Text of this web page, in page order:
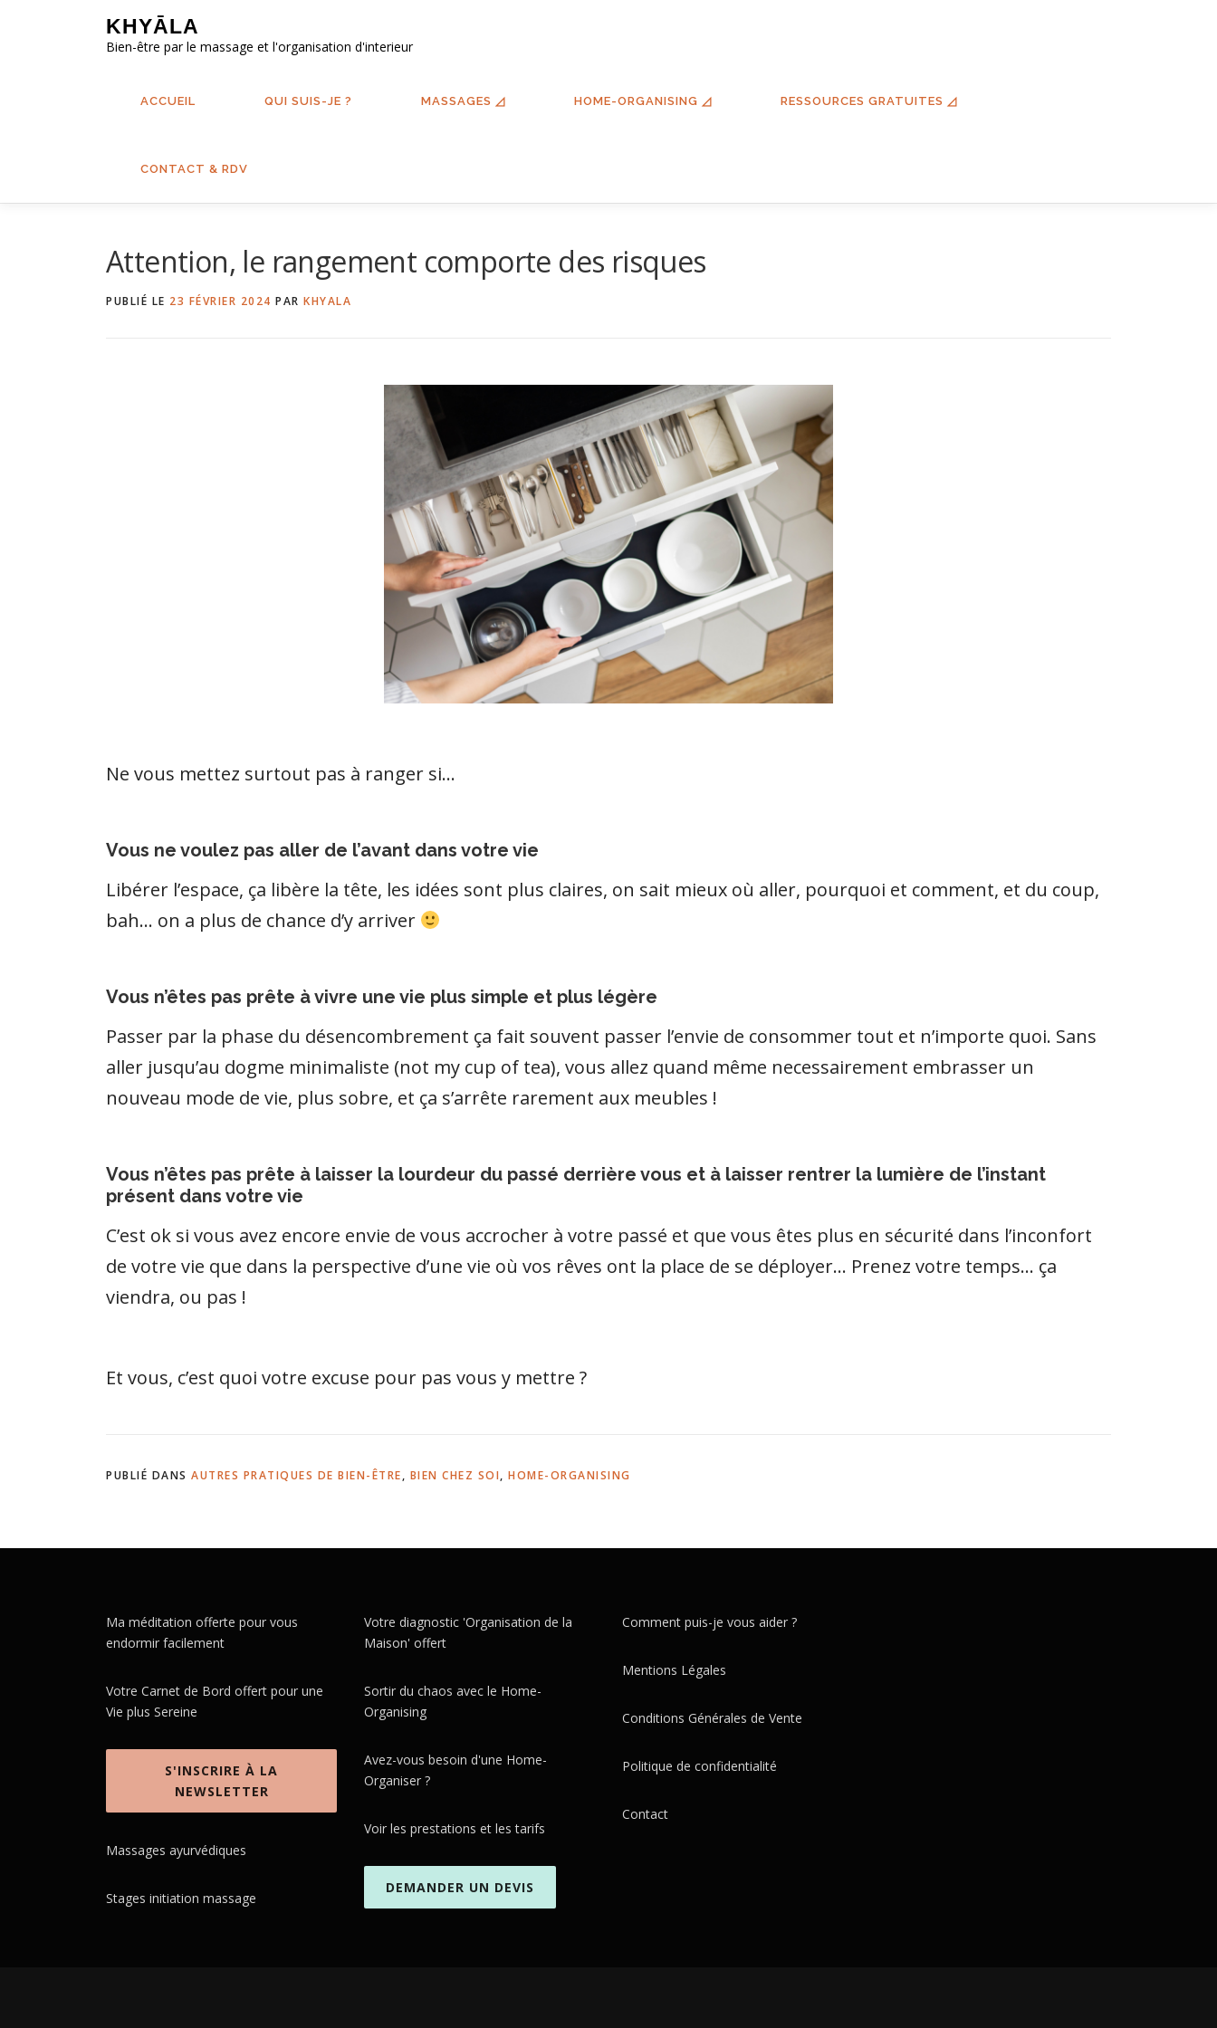
KHYĀLA
Bien-être par le massage et l'organisation d'interieur
ACCUEIL QUI SUIS-JE ? MASSAGES ◿ HOME-ORGANISING ◿ RESSOURCES GRATUITES ◿
CONTACT & RDV
Attention, le rangement comporte des risques
PUBLIÉ LE 23 FÉVRIER 2024 PAR KHYALA
Ne vous mettez surtout pas à ranger si…
Vous ne voulez pas aller de l’avant dans votre vie
Libérer l’espace, ça libère la tête, les idées sont plus claires, on sait mieux où aller, pourquoi et comment, et du coup,
bah… on a plus de chance d’y arriver
Vous n’êtes pas prête à vivre une vie plus simple et plus légère
Passer par la phase du désencombrement ça fait souvent passer l’envie de consommer tout et n’importe quoi. Sans
aller jusqu’au dogme minimaliste (not my cup of tea), vous allez quand même necessairement embrasser un
nouveau mode de vie, plus sobre, et ça s’arrête rarement aux meubles !
Vous n’êtes pas prête à laisser la lourdeur du passé derrière vous et à laisser rentrer la lumière de l’instant
présent dans votre vie
C’est ok si vous avez encore envie de vous accrocher à votre passé et que vous êtes plus en sécurité dans l’inconfort
de votre vie que dans la perspective d’une vie où vos rêves ont la place de se déployer… Prenez votre temps… ça
viendra, ou pas !
Et vous, c’est quoi votre excuse pour pas vous y mettre ?
PUBLIÉ DANS AUTRES PRATIQUES DE BIEN-ÊTRE, BIEN CHEZ SOI, HOME-ORGANISING
Ma méditation offerte pour vous
endormir facilement
Votre Carnet de Bord offert pour une
Vie plus Sereine
S'INSCRIRE À LA
NEWSLETTER
Massages ayurvédiques
Stages initiation massage
Votre diagnostic 'Organisation de la
Maison' offert
Sortir du chaos avec le Home-
Organising
Avez-vous besoin d'une Home-
Organiser ?
Voir les prestations et les tarifs
DEMANDER UN DEVIS
Comment puis-je vous aider ?
Mentions Légales
Conditions Générales de Vente
Politique de confidentialité
Contact